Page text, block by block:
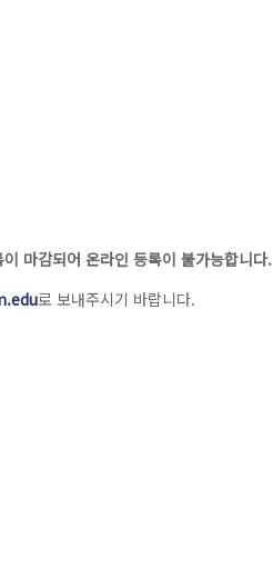
마감되어 온라인 등록이 불가능합니다.
로 보내주시기 바랍니다.